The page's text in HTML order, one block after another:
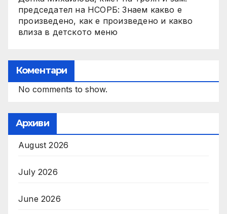
председател на НСОРБ: Знаем какво е
произведено, как е произведено и какво
влиза в детското меню
Коментари
No comments to show.
Архиви
August 2026
July 2026
June 2026